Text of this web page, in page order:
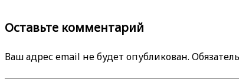
Оставьте комментарий
Ваш адрес email не будет опубликован.